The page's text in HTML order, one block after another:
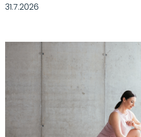
31.7.2026